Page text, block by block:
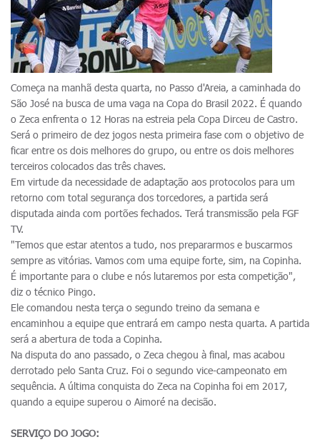
Começa na manhã desta quarta, no Passo d'Areia, a caminhada do
São José na busca de uma vaga na Copa do Brasil 2022. É quando
o Zeca enfrenta o 12 Horas na estreia pela Copa Dirceu de Castro.
Será o primeiro de dez jogos nesta primeira fase com o objetivo de
ficar entre os dois melhores do grupo, ou entre os dois melhores
terceiros colocados das três chaves.
Em virtude da necessidade de adaptação aos protocolos para um
retorno com total segurança dos torcedores, a partida será
disputada ainda com portões fechados. Terá transmissão pela FGF
TV.
"Temos que estar atentos a tudo, nos prepararmos e buscarmos
sempre as vitórias. Vamos com uma equipe forte, sim, na Copinha.
É importante para o clube e nós lutaremos por esta competição",
diz o técnico Pingo.
Ele comandou nesta terça o segundo treino da semana e
encaminhou a equipe que entrará em campo nesta quarta. A partida
será a abertura de toda a Copinha.
Na disputa do ano passado, o Zeca chegou à final, mas acabou
derrotado pelo Santa Cruz. Foi o segundo vice-campeonato em
sequência. A última conquista do Zeca na Copinha foi em 2017,
quando a equipe superou o Aimoré na decisão.
SERVIÇO DO JOGO: